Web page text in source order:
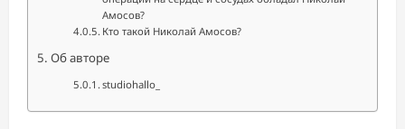
Амосов?
Кто такой Николай Амосов?
Об авторе
studiohallo_